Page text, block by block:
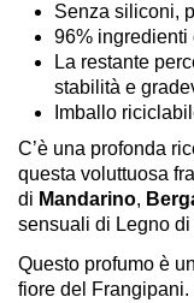
Senza siliconi,
96% ingredienti
La restante
stabilità e
Imballo
C’è una profonda
questa voluttuosa
di Mandarino,
sensuali di Legno di
Questo profumo è
fiore del